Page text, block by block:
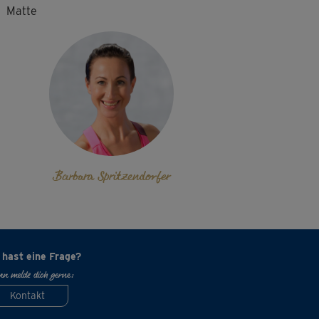
Matte
Barbara Spritzendorfer
hast eine Frage?
melde dich gerne:
Kontakt